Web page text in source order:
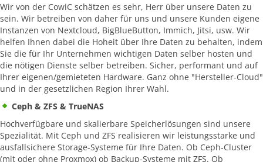
Wir von der CowiC schätzen es sehr, Herr über unsere Daten zu
sein. Wir betreiben von daher für uns und unsere Kunden eigene
Instanzen von Nextcloud, BigBlueButton, Immich, Jitsi, usw. Wir
helfen Ihnen dabei die Hoheit über Ihre Daten zu behalten, indem
Sie die für Ihr Unternehmen wichtigen Daten selber hosten und
die nötigen Dienste selber betreiben. Sicher, performant und auf
Ihrer eigenen/gemieteten Hardware. Ganz ohne "Hersteller-Cloud"
und in der gesetzlichen Region Ihrer Wahl.
Ceph & ZFS & TrueNAS
Hochverfügbare und skalierbare Speicherlösungen sind unsere
Spezialität. Mit Ceph und ZFS realisieren wir leistungsstarke und
ausfallsichere Storage-Systeme für Ihre Daten. Ob Ceph-Cluster
(mit oder ohne Proxmox) ob Backup-Systeme mit ZFS. Ob